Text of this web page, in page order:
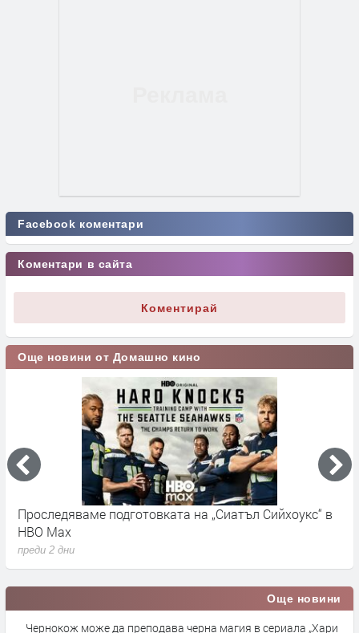
Facebook коментари
Коментари в сайта
Коментирай
Още новини от Домашно кино
Проследяваме подготовката на „Сиатъл Сийхоукс“ в
HBO Max
преди 2 дни
Още новини
Чернокож може да преподава черна магия в сериала „Хари